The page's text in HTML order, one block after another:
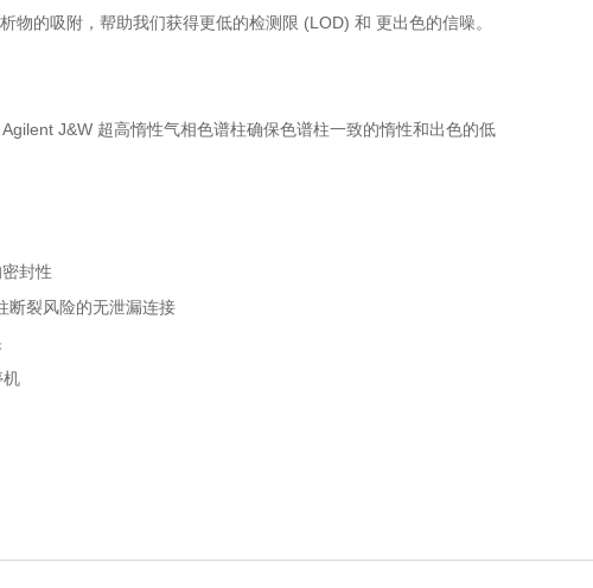
的吸附，帮助我们获得更低的检测限 (LOD) 和 更出色的信噪。
J&W 超高惰性气相色谱柱确保色谱柱一致的惰性和出色的低
封性
断裂风险的无泄漏连接
机